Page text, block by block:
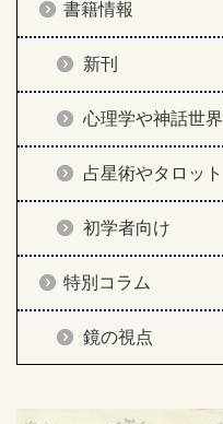
書籍情報
新刊
心理学や神話世界
占星術やタロット
初学者向け
特別コラム
鏡の視点